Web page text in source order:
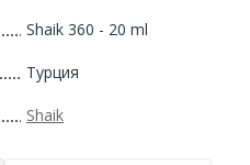
Shaik 360 - 20 ml
Турция
Shaik